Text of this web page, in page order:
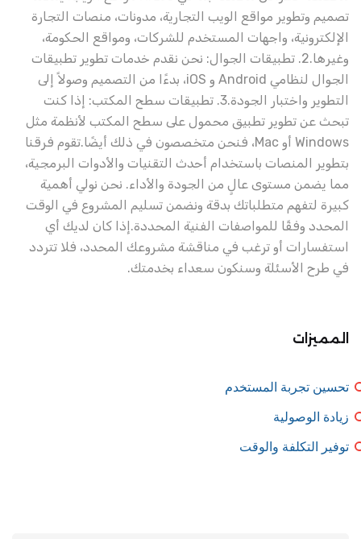
تصميم وتطوير مواقع الويب التجارية، مدونات، منصات التجارة
الإلكترونية، واجهات المستخدم للشركات، ومواقع الحكومة،
وغيرها.
2. تطبيقات الجوال: نحن نقدم خدمات تطوير تطبيقات
الجوال لنظامي Android و iOS، بدءًا من التصميم وصولاً إلى
التطوير واختبار الجودة. 3. تطبيقات سطح المكتب: إذا كنت
تبحث عن تطوير تطبيق محمول على سطح المكتب لأنظمة مثل
Windows أو Mac، فنحن متخصصون في ذلك أيضًا.
تقوم فرقنا
بتطوير المنصات باستخدام أحدث التقنيات والأدوات البرمجية،
مما يضمن مستوى عالٍ من الجودة والأداء. نحن نولي أهمية
كبيرة لتفهم متطلباتك بدقة ونضمن تسليم المشروع في الوقت
المحدد وفقًا للمواصفات الفنية المحددة.إذا كان لديك أي
استفسارات أو ترغب في مناقشة مشروعك المحدد، فلا تتردد
في طرح الأسئلة وسنكون سعداء بخدمتك.
المميزات
تحسين تجربة المستخدم
زيادة الوصولية
توفير التكلفة والوقت